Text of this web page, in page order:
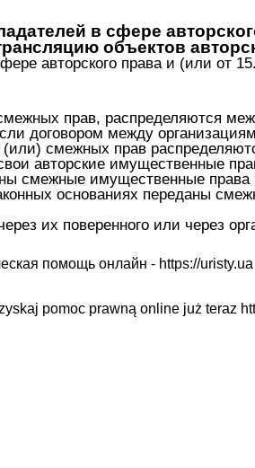
в сфере
объектов
авторского права и (или от
прав, распределяются
договором между
(или) смежных прав
авторские имущественные
смежные имущественные права
основаниях переданы
их поверенного или через
помощь онлайн - https://uristy.ua
pomoc prawną online już teraz